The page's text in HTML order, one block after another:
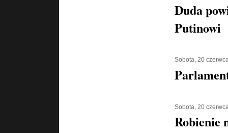
Duda
Putinowi
Sobota, 20
Sobota, 20
Robienie